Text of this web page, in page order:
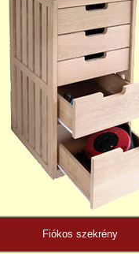
Fiókos szekrény